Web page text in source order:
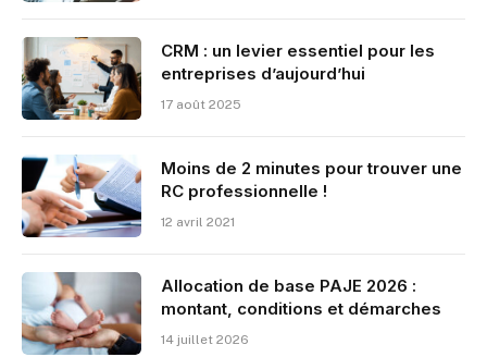
CRM : un levier essentiel pour les
entreprises d’aujourd’hui
17 août 2025
Moins de 2 minutes pour trouver une
RC professionnelle !
12 avril 2021
Allocation de base PAJE 2026 :
montant, conditions et démarches
14 juillet 2026